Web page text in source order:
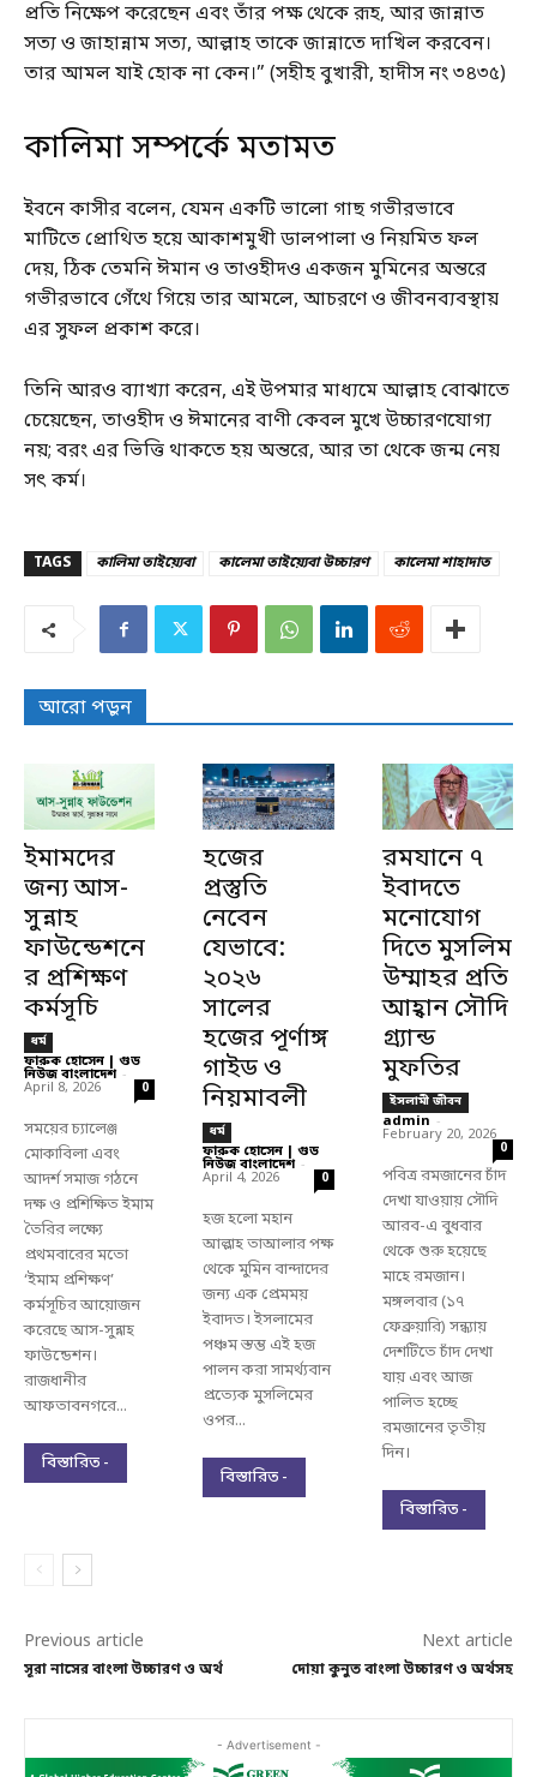
প্রতি নিক্ষেপ করেছেন এবং তাঁর পক্ষ থেকে রূহ, আর জান্নাত
সত্য ও জাহান্নাম সত্য, আল্লাহ তাকে জান্নাতে দাখিল করবেন।
তার আমল যাই হোক না কেন।” (সহীহ বুখারী, হাদীস নং ৩৪৩৫)
কালিমা সম্পর্কে মতামত
ইবনে কাসীর বলেন, যেমন একটি ভালো গাছ গভীরভাবে
মাটিতে প্রোথিত হয়ে আকাশমুখী ডালপালা ও নিয়মিত ফল
দেয়, ঠিক তেমনি ঈমান ও তাওহীদও একজন মুমিনের অন্তরে
গভীরভাবে গেঁথে গিয়ে তার আমলে, আচরণে ও জীবনব্যবস্থায়
এর সুফল প্রকাশ করে।
তিনি আরও ব্যাখ্যা করেন, এই উপমার মাধ্যমে আল্লাহ বোঝাতে
চেয়েছেন, তাওহীদ ও ঈমানের বাণী কেবল মুখে উচ্চারণযোগ্য
নয়; বরং এর ভিত্তি থাকতে হয় অন্তরে, আর তা থেকে জন্ম নেয়
সৎ কর্ম।
TAGS কালিমা তাইয়্যেবা কালেমা তাইয়্যেবা উচ্চারণ কালেমা শাহাদাত
আরো পড়ুন
ইমামদের
জন্য আস-
সুন্নাহ
ফাউন্ডেশনে
র প্রশিক্ষণ
কর্মসূচি
ধর্ম
ফারুক হোসেন | গুড
নিউজ বাংলাদেশ -
April 8, 2026 0
সময়ের চ্যালেঞ্জ
মোকাবিলা এবং
আদর্শ সমাজ গঠনে
দক্ষ ও প্রশিক্ষিত ইমাম
তৈরির লক্ষ্যে
প্রথমবারের মতো
‘ইমাম প্রশিক্ষণ’
কর্মসূচির আয়োজন
করেছে আস-সুন্নাহ
ফাউন্ডেশন।
রাজধানীর
আফতাবনগরে...
বিস্তারিত -
হজের
প্রস্তুতি
নেবেন
যেভাবে:
২০২৬
সালের
হজের পূর্ণাঙ্গ
গাইড ও
নিয়মাবলী
ধর্ম
ফারুক হোসেন | গুড
নিউজ বাংলাদেশ -
April 4, 2026 0
হজ হলো মহান
আল্লাহ তাআলার পক্ষ
থেকে মুমিন বান্দাদের
জন্য এক প্রেমময়
ইবাদত। ইসলামের
পঞ্চম স্তম্ভ এই হজ
পালন করা সামর্থ্যবান
প্রত্যেক মুসলিমের
ওপর...
বিস্তারিত -
রমযানে ৭
ইবাদতে
মনোযোগ
দিতে মুসলিম
উম্মাহর প্রতি
আহ্বান সৌদি
গ্র্যান্ড
মুফতির
ইসলামী জীবন
admin -
February 20, 2026
0
পবিত্র রমজানের চাঁদ
দেখা যাওয়ায় সৌদি
আরব-এ বুধবার
থেকে শুরু হয়েছে
মাহে রমজান।
মঙ্গলবার (১৭
ফেব্রুয়ারি) সন্ধ্যায়
দেশটিতে চাঁদ দেখা
যায় এবং আজ
পালিত হচ্ছে
রমজানের তৃতীয়
দিন।
বিস্তারিত -
Previous article
সূরা নাসের বাংলা উচ্চারণ ও অর্থ
Next article
দোয়া কুনুত বাংলা উচ্চারণ ও অর্থসহ
- Advertisement -